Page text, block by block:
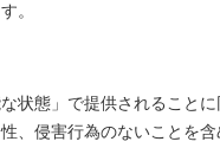
。
状態」で提供されることに
、侵害行為のないことを